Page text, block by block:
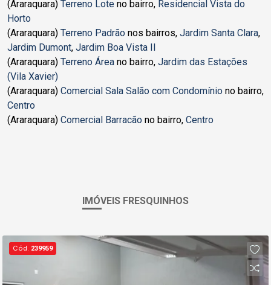
(Araraquara) Terreno Lote no bairro, Residencial Vista do
Horto
(Araraquara) Terreno Padrão nos bairros, Jardim Santa Clara,
Jardim Dumont, Jardim Boa Vista II
(Araraquara) Terreno Área no bairro, Jardim das Estações
(Vila Xavier)
(Araraquara) Comercial Sala Salão com Condomínio no bairro,
Centro
(Araraquara) Comercial Barracão no bairro, Centro
IMÓVEIS FRESQUINHOS
Cód. 239959